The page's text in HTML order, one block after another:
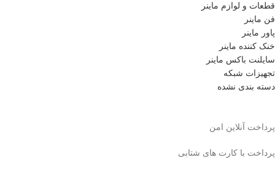
قطعات و لوازم ماینر
فن ماینر
پاور ماینر
خنک کننده ماینر
سایلنت باکس ماینر
تجهیزات شبکه
دسته بندی نشده
پرداخت آنلاین امن
پرداخت با کارت های شتابی